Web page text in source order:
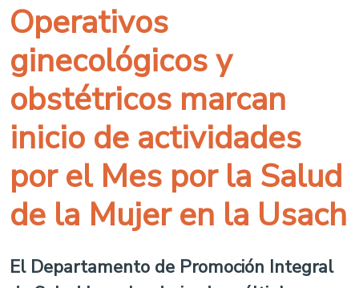
Operativos
ginecológicos y
obstétricos marcan
inicio de actividades
por el Mes por la Salud
de la Mujer en la Usach
El Departamento de Promoción Integral